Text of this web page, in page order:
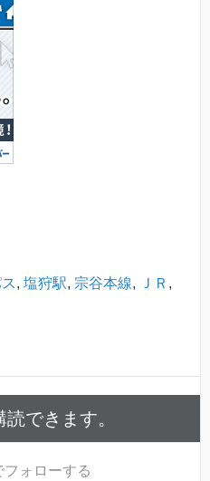
, 塩狩駅, 宗谷本線, ＪＲ ,
できます。
フォローする